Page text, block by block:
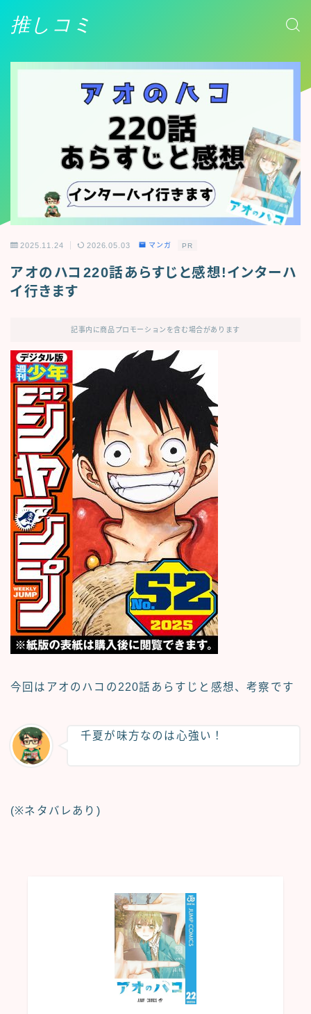
推しコミ
2025.11.24 2026.05.03 マンガ PR
アオのハコ220話あらすじと感想!インターハ
イ行きます
記事内に商品プロモーションを含む場合があります
今回はアオのハコの 220話あらすじと感想、考察 です
千夏が味方なのは心強い！
(※ネタバレあり)